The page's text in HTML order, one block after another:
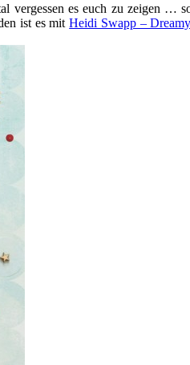
vergessen es euch zu zeigen …
ist es mitHeidi Swapp – Dreamy